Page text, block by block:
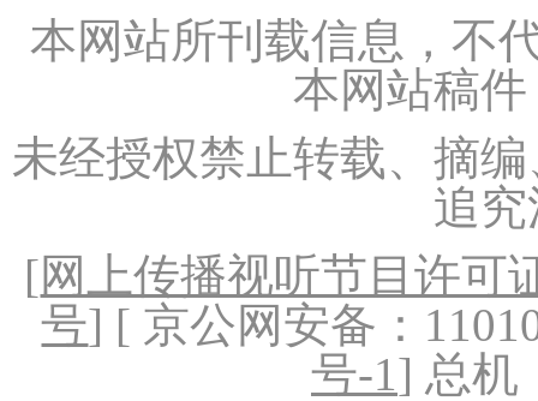
本网站所刊载信息，不
本网站稿
未经授权禁止转载、摘
追
[网上传播视听节目许可
号] [ 京公网安备：
号-1] 总机